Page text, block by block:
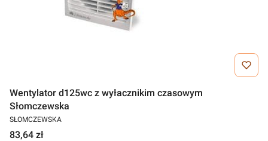
Wentylator d125wc z wyłacznikim czasowym
Słomczewska
SŁOMCZEWSKA
83,64 zł